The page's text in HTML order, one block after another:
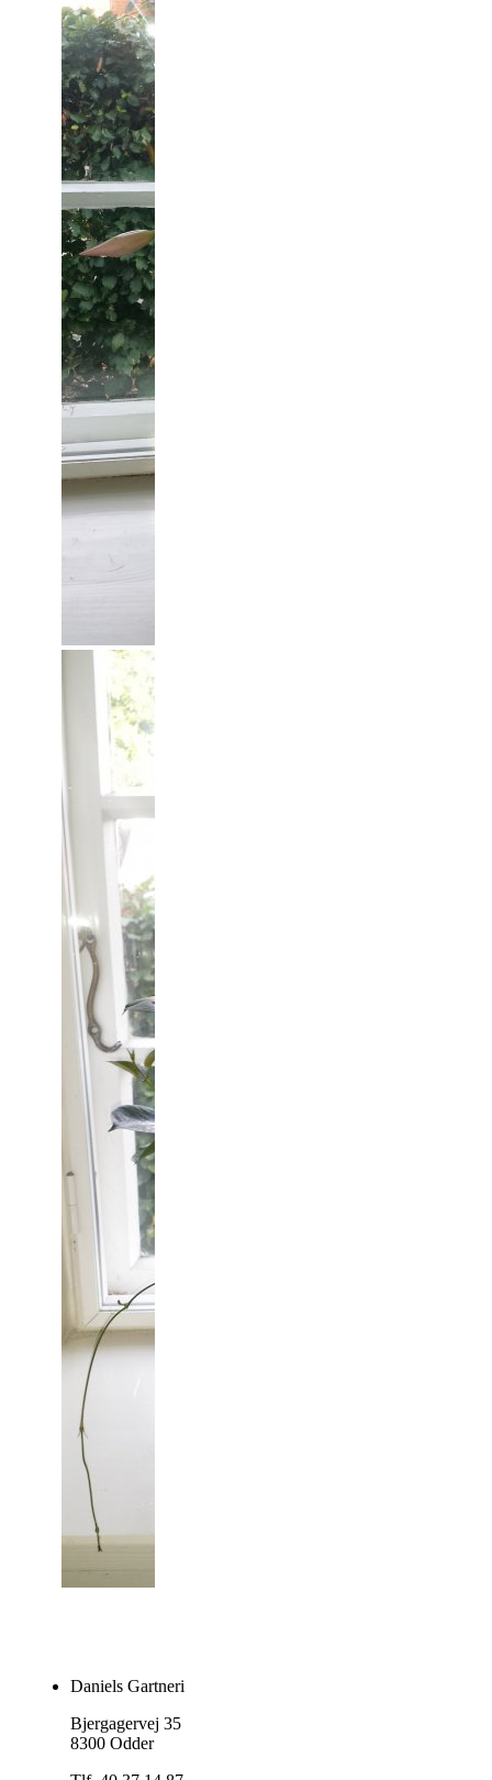
Daniels Gartneri
Bjergagervej 35
8300 Odder